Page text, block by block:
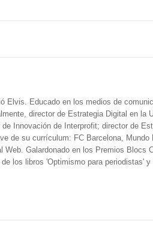
Elvis. Educado en los medios de
director de Estrategia Digital en la
Innovación de Interprofit; director de
de su currículum: FC Barcelona, Mundo
Galardonado en los Premios Blocs
los libros 'Optimismo para periodistas' y